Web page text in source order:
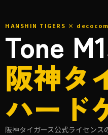
HANSHIN TIGERS ×
Tone
阪神タ
ハード
阪神タイガース公式ライセンス